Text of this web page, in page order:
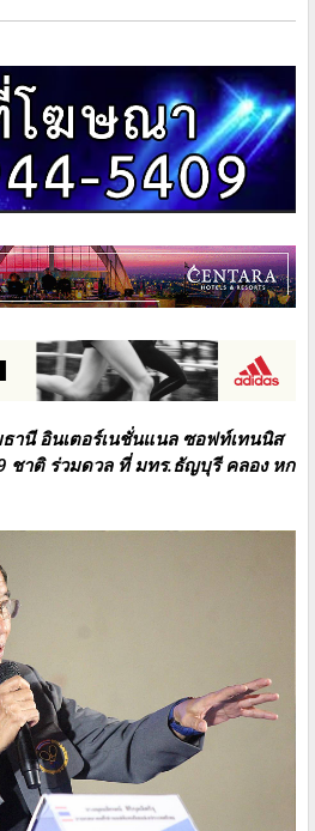
นี อินเตอร์เนชั่นแนล ซอฟท์เทนนิส
ชาติ ร่วมดวล ที่ มทร.ธัญบุรี คลอง หก